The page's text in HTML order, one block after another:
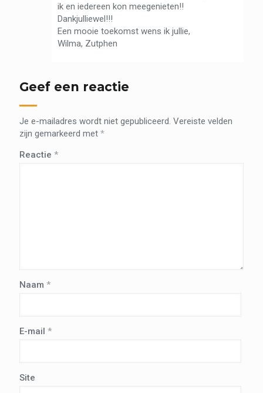
ik en iedereen kon meegenieten!!
Dankjulliewel!!!
Een mooie toekomst wens ik jullie,
Wilma, Zutphen
Geef een reactie
Je e-mailadres wordt niet gepubliceerd. Vereiste velden
zijn gemarkeerd met *
Reactie *
Naam *
E-mail *
Site